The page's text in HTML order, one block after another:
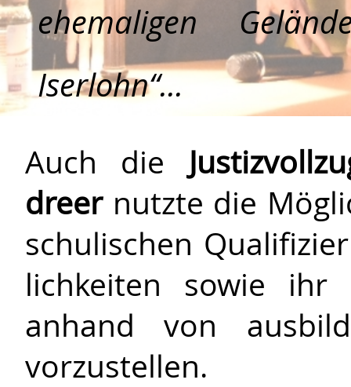
ehemaligen
Iserlohn“...
Auch die
dreernutzte die
schulischen
lich­keiten sowie ihr
anhand von
vorzustellen.